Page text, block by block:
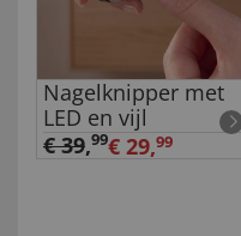
Nagelknipper met
LED en vijl
€ 39,99€ 29,99